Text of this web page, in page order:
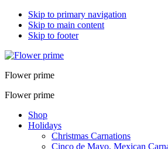
Skip to primary navigation
Skip to main content
Skip to footer
Flower prime
Flower prime
Shop
Holidays
Christmas Carnations
Cinco de Mayo, Mexican